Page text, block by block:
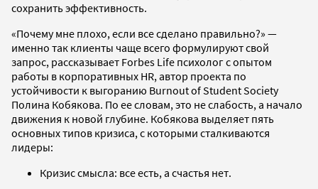
сохранить эффективность.
«Почему мне плохо, если все сделано правильно?» —
именно так клиенты чаще всего формулируют свой
запрос, рассказывает Forbes Life психолог с опытом
работы в корпоративных HR, автор проекта по
устойчивости к выгоранию Burnout of Student Society
Полина Кобякова. По ее словам, это не слабость, а начало
движения к новой глубине. Кобякова выделяет пять
основных типов кризиса, с которыми сталкиваются
лидеры:
Кризис смысла: все есть, а счастья нет.